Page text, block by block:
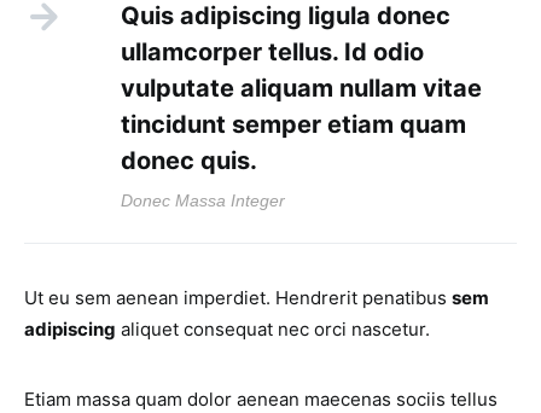
Quis adipiscing ligula donec
ullamcorper tellus. Id odio
vulputate aliquam nullam vitae
tincidunt semper etiam quam
donec quis.
Donec Massa Integer
Ut eu sem aenean imperdiet. Hendrerit penatibus sem
adipiscing aliquet consequat nec orci nascetur.
Etiam massa quam dolor aenean maecenas sociis tellus